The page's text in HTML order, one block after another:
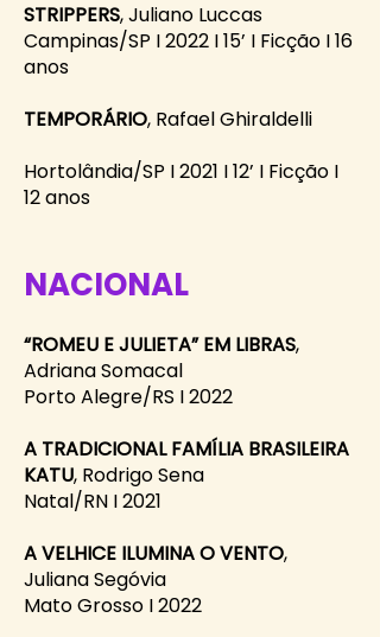
STRIPPERS, Juliano Luccas
Campinas/SP I 2022 I 15’ I Ficção I 16
anos
TEMPORÁRIO, Rafael Ghiraldelli
Hortolândia/SP I 2021 I 12’ I Ficção I
12 anos
NACIONAL
“ROMEU E JULIETA” EM LIBRAS,
Adriana Somacal
Porto Alegre/RS I 2022
A TRADICIONAL FAMÍLIA BRASILEIRA
KATU, Rodrigo Sena
Natal/RN I 2021
A VELHICE ILUMINA O VENTO,
Juliana Segóvia
Mato Grosso I 2022